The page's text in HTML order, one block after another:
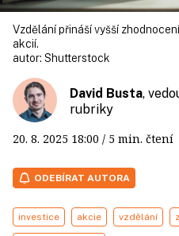
Vzdělání přináší vyšší
akcií.
autor: Shutterstock
David Busta,
rubriky
20. 8. 2025 18:00 / 5 min.
ODEBÍRAT AUTORA
investice akcie vzdělání